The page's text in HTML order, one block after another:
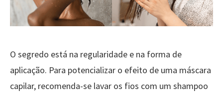
O segredo está na regularidade e na forma de
aplicação. Para potencializar o efeito de uma máscara
capilar, recomenda-se lavar os fios com um shampoo